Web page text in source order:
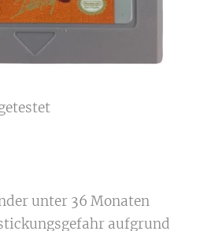
unter 36 Monaten
aufgrund